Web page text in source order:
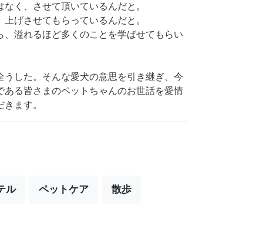
く、させて頂いているんだと。
げさせてもらっているんだと。
、溢れるほど多くのことを学ばせてもらい
うした。そんな愛犬の意思を引き継ぎ、今
ある皆さまのペットちゃんのお世話を愛情
ます。
ル ペットケア 散歩